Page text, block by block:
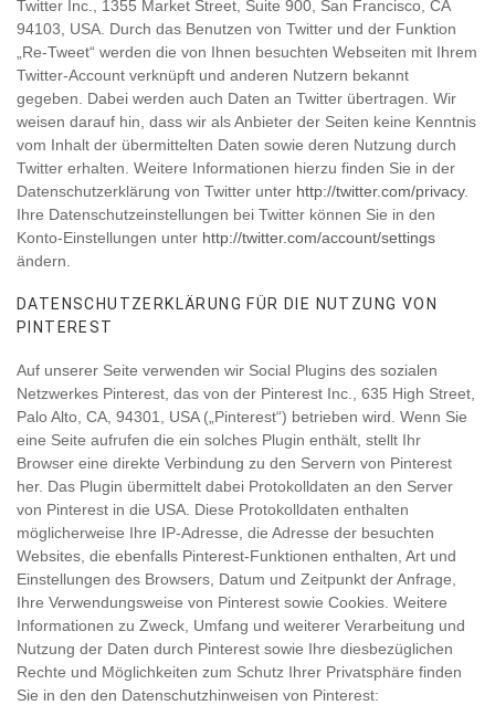
Twitter Inc., 1355 Market Street, Suite 900, San Francisco, CA
94103, USA. Durch das Benutzen von Twitter und der Funktion
„Re-Tweet“ werden die von Ihnen besuchten Webseiten mit Ihrem
Twitter-Account verknüpft und anderen Nutzern bekannt
gegeben. Dabei werden auch Daten an Twitter übertragen. Wir
weisen darauf hin, dass wir als Anbieter der Seiten keine Kenntnis
vom Inhalt der übermittelten Daten sowie deren Nutzung durch
Twitter erhalten. Weitere Informationen hierzu finden Sie in der
Datenschutzerklärung von Twitter unter http://twitter.com/privacy.
Ihre Datenschutzeinstellungen bei Twitter können Sie in den
Konto-Einstellungen unter http://twitter.com/account/settings
ändern.
DATENSCHUTZERKLÄRUNG FÜR DIE NUTZUNG VON
PINTEREST
Auf unserer Seite verwenden wir Social Plugins des sozialen
Netzwerkes Pinterest, das von der Pinterest Inc., 635 High Street,
Palo Alto, CA, 94301, USA („Pinterest“) betrieben wird. Wenn Sie
eine Seite aufrufen die ein solches Plugin enthält, stellt Ihr
Browser eine direkte Verbindung zu den Servern von Pinterest
her. Das Plugin übermittelt dabei Protokolldaten an den Server
von Pinterest in die USA. Diese Protokolldaten enthalten
möglicherweise Ihre IP-Adresse, die Adresse der besuchten
Websites, die ebenfalls Pinterest-Funktionen enthalten, Art und
Einstellungen des Browsers, Datum und Zeitpunkt der Anfrage,
Ihre Verwendungsweise von Pinterest sowie Cookies. Weitere
Informationen zu Zweck, Umfang und weiterer Verarbeitung und
Nutzung der Daten durch Pinterest sowie Ihre diesbezüglichen
Rechte und Möglichkeiten zum Schutz Ihrer Privatsphäre finden
Sie in den den Datenschutzhinweisen von Pinterest: